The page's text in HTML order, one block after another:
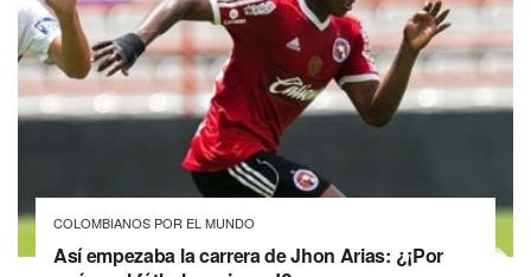
COLOMBIANOS POR EL MUNDO
Así empezaba la carrera de Jhon Arias: ¿¡Por